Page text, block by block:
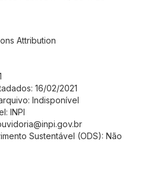
Attribution
16/02/2021
Indisponível
INPI
Sustentável (ODS): Não